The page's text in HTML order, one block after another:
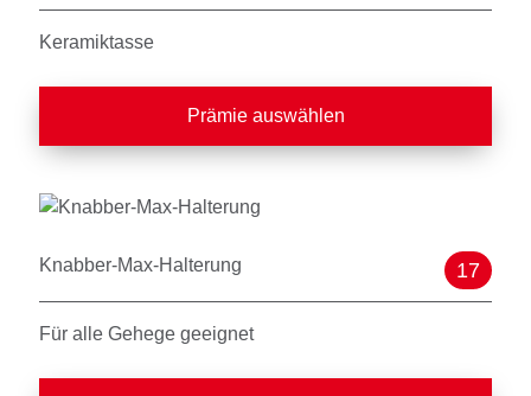
Keramiktasse
Prämie auswählen
Knabber-Max-Halterung 17
Für alle Gehege geeignet